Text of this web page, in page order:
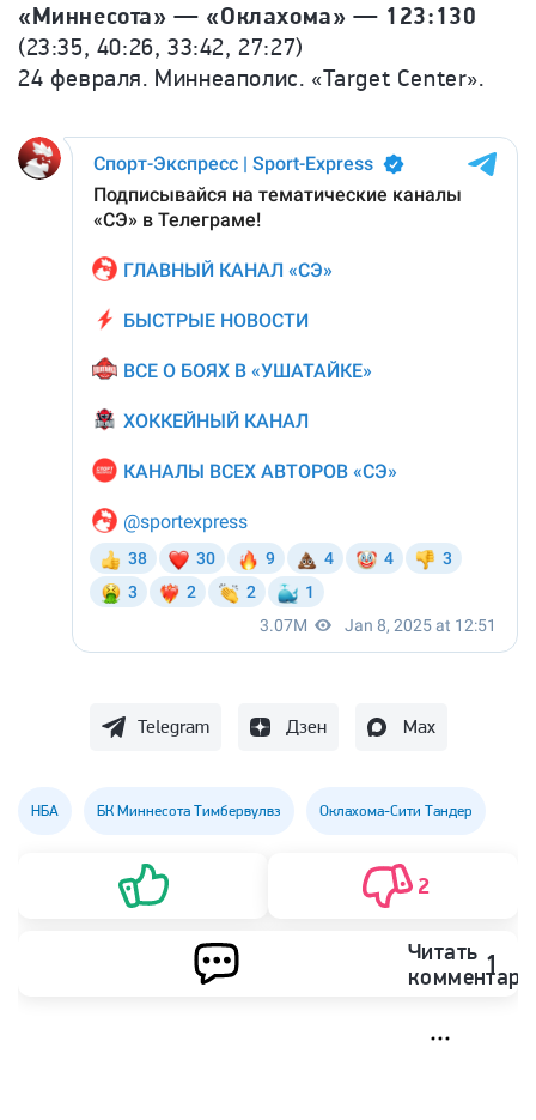
«Миннесота» — «Оклахома» — 123:130
(23:35, 40:26, 33:42, 27:27)
24 февраля. Миннеаполис. «Target Center».
Telegram Дзен Max
НБА БК Миннесота Тимбервулвз Оклахома-Сити Тандер
2
Читать 1